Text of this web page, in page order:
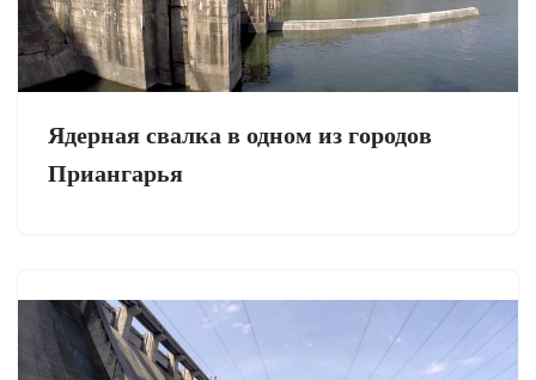
Ядерная свалка в одном из городов
Приангарья